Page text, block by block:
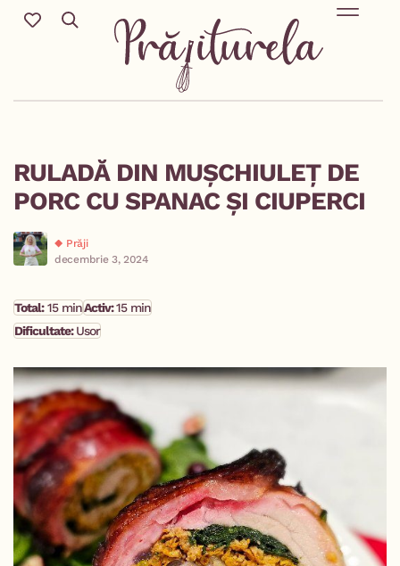
RULADĂ DIN MUȘCHIULEȚ DE
PORC CU SPANAC ȘI CIUPERCI
Prăji
decembrie 3, 2024
Total:15 minActiv:15 min
Dificultate:Usor